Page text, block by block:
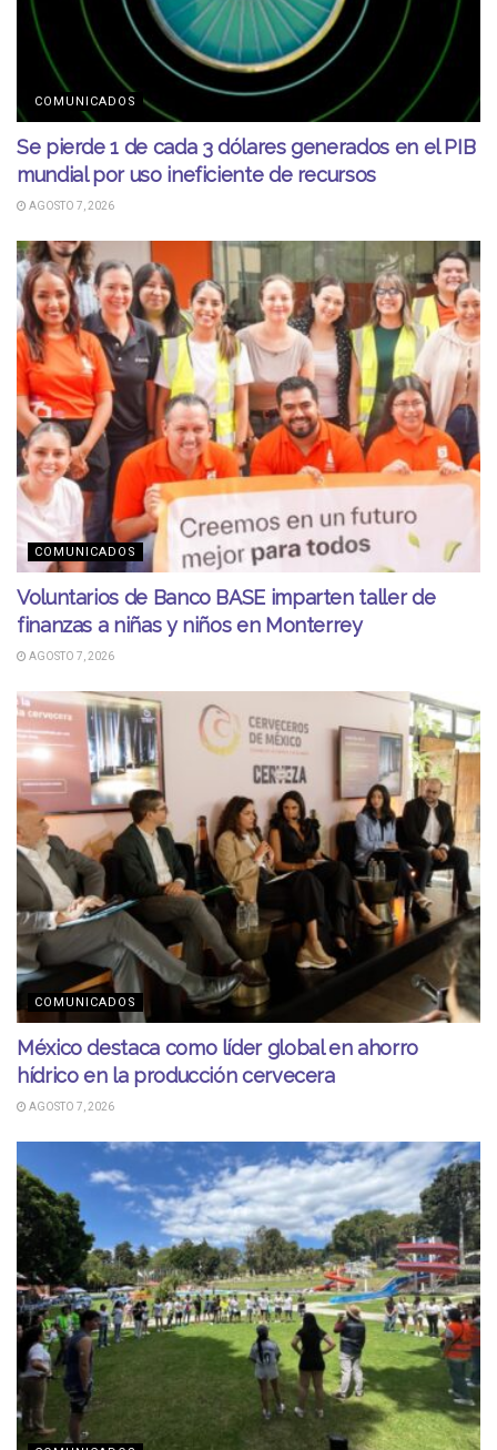
COMUNICADOS
Se pierde 1 de cada 3 dólares generados en el PIB
mundial por uso ineficiente de recursos
AGOSTO 7, 2026
COMUNICADOS
Voluntarios de Banco BASE imparten taller de
finanzas a niñas y niños en Monterrey
AGOSTO 7, 2026
COMUNICADOS
México destaca como líder global en ahorro
hídrico en la producción cervecera
AGOSTO 7, 2026